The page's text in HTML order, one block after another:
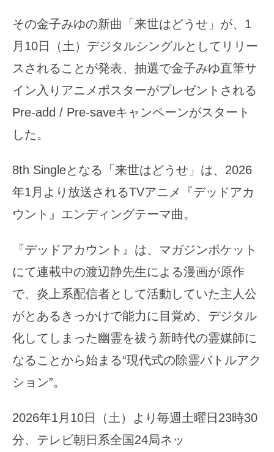
その金子みゆの新曲「来世はどうせ」が、1
月10日（土）デジタルシングルとしてリリー
スされることが発表、抽選で金子みゆ直筆サ
イン入りアニメポスターがプレゼントされる
Pre-add / Pre-saveキャンペーンがスタート
した。
8th Singleとなる「来世はどうせ」は、2026
年1月より放送されるTVアニメ『デッドアカ
ウント』エンディングテーマ曲。
『デッドアカウント』は、マガジンポケット
にて連載中の渡辺静先生による漫画が原作
で、炎上系配信者として活動していた主人公
がとあるきっかけで能力に目覚め、デジタル
化してしまった幽霊を祓う新時代の霊媒師に
なることから始まる“現代式の除霊バトルアク
ション”。
2026年1月10日（土）より毎週土曜日23時30
分、テレビ朝日系全国24局ネッ